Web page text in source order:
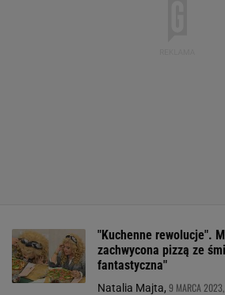
"Kuchenne rewolucje".
zachwycona pizzą ze
fantastyczna"
Natalia Majta, 9 MARCA